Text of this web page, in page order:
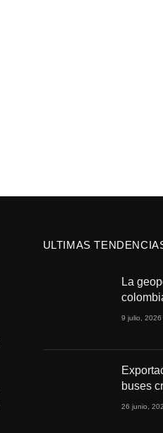
ULTIMAS
La
9 julio, 2026
buses
26 junio,